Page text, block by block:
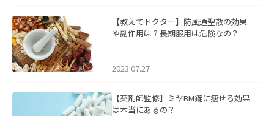
【教えてドクター】防風通聖散の効果
や副作用は？長期服用は危険なの？
2023.07.27
【薬剤師監修】ミヤBM錠に痩せる効果
は本当にあるの？